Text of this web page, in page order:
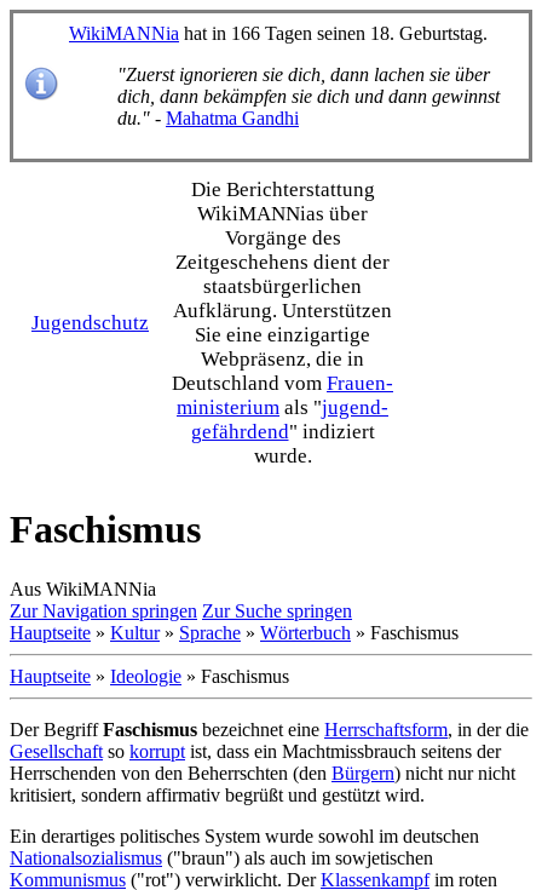
WikiMANNia hat in 166 Tagen seinen 18. Geburtstag.
"Zuerst ignorieren sie dich, dann lachen sie über
dich, dann bekämpfen sie dich und dann gewinnst
du." - Mahatma Gandhi
Jugendschutz
Die Bericht­erstattung
WikiMANNias über
Vorgänge des
Zeitgeschehens dient der
staats­bürgerlichen
Aufklärung. Unterstützen
Sie eine einzig­artige
Webpräsenz, die in
Deutschland vom Frauen­
ministerium als "jugend­
gefährdend" indiziert
wurde.
Faschismus
Aus WikiMANNia
Zur Navigation springen Zur Suche springen
Hauptseite » Kultur» Sprache » Wörterbuch » Faschismus
Hauptseite » Ideologie » Faschismus
Der BegriffFaschismus bezeichnet eine Herrschaftsform, in der die
Gesellschaft so korrupt ist, dass ein Machtmissbrauch seitens der
Herrschenden von den Beherrschten (den Bürgern) nicht nur nicht
kritisiert, sondern affirmativ begrüßt und gestützt wird.
Ein derartiges politisches System wurde sowohl im deutschen
Nationalsozialismus ("braun") als auch im sowjetischen
Kommunismus ("rot") verwirklicht. DerKlassenkampfim roten